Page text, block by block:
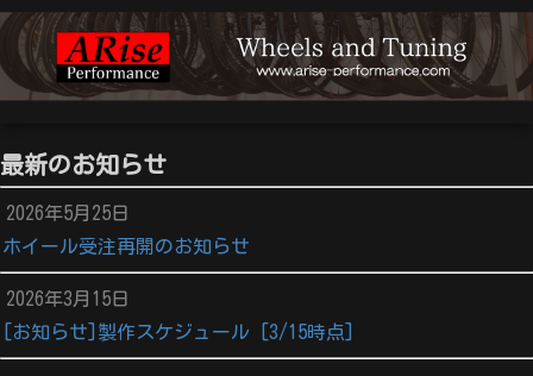
最新のお知らせ
2026年5月25日
ホイール受注再開のお知らせ
2026年3月15日
[お知らせ]製作スケジュール [3/15時点]